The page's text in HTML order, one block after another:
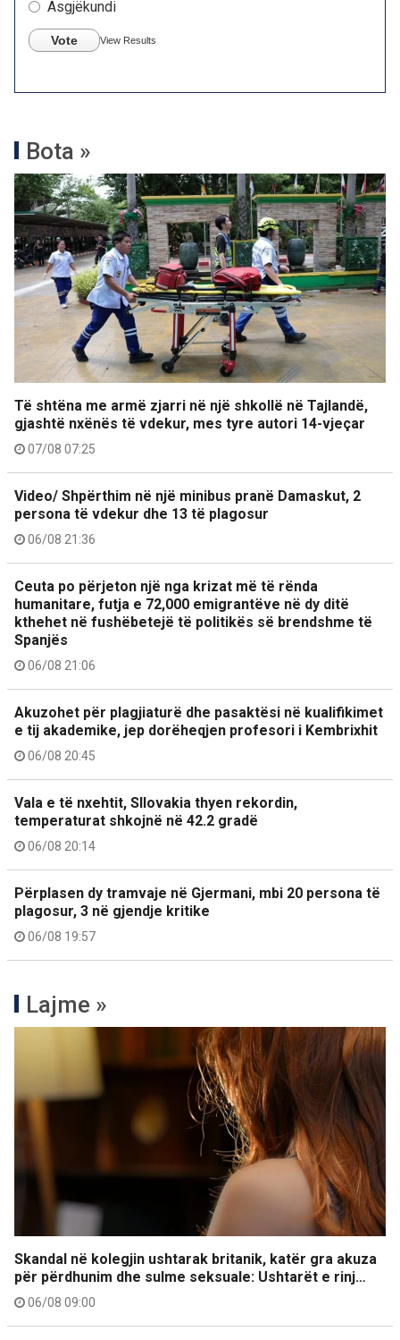
Asgjëkundi
Vote View Results
Bota »
Të shtëna me armë zjarri në një shkollë në Tajlandë,
gjashtë nxënës të vdekur, mes tyre autori 14-vjeçar
07/08 07:25
Video/ Shpërthim në një minibus pranë Damaskut, 2
persona të vdekur dhe 13 të plagosur
06/08 21:36
Ceuta po përjeton një nga krizat më të rënda
humanitare, futja e 72,000 emigrantëve në dy ditë
kthehet në fushëbetejë të politikës së brendshme të
Spanjës
06/08 21:06
Akuzohet për plagjiaturë dhe pasaktësi në kualifikimet
e tij akademike, jep dorëheqjen profesori i Kembrixhit
06/08 20:45
Vala e të nxehtit, Sllovakia thyen rekordin,
temperaturat shkojnë në 42.2 gradë
06/08 20:14
Përplasen dy tramvaje në Gjermani, mbi 20 persona të
plagosur, 3 në gjendje kritike
06/08 19:57
Lajme »
Skandal në kolegjin ushtarak britanik, katër gra akuza
për përdhunim dhe sulme seksuale: Ushtarët e rinj…
06/08 09:00